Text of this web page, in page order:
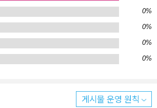
0%
0%
0%
0%
게시물 운영 원칙